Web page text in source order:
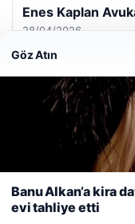
Enes Kaplan
28/04/2026
© 2026 Gündem
Web sitemizi nasıl
deneyiminizi
kullanıyoruz. Çerez
Reddet
Göz Atın
Banu Alkan’a kira
evi tahliye etti